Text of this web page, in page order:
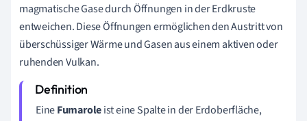
magmatische Gase durch Öffnungen in der Erdkruste
entweichen. Diese Öffnungen ermöglichen den Austritt von
überschüssiger Wärme und Gasen aus einem aktiven oder
ruhenden Vulkan.
EineFumaroleist eine Spalte in der Erdoberfläche,